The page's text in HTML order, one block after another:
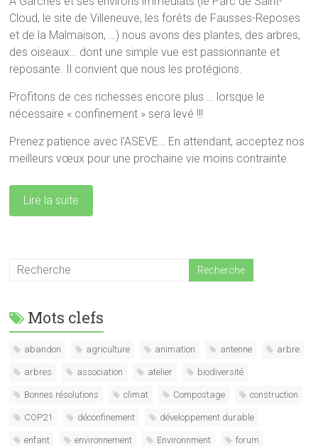
Cloud, le site de Villeneuve, les forêts de Fausses-Reposes
et de la Malmaison, …) nous avons des plantes, des arbres,
des oiseaux… dont une simple vue est passionnante et
reposante. Il convient que nous les protégions.
Profitons de ces richesses encore plus … lorsque le
nécessaire « confinement » sera levé !!!
Prenez patience avec l’ASEVE… En attendant, acceptez nos
meilleurs vœux pour une prochaine vie moins contrainte.
Lire la suite
Mots clefs
abandon agriculture animation antenne arbre
arbres association atelier biodiversité
Bonnes résolutions climat Compostage construction
COP21 déconfinement développement durable
enfant environnement Environnment forum